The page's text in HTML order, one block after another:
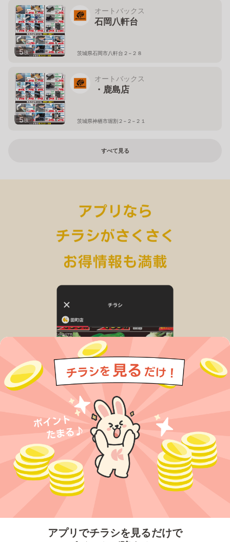
アプリでチラシを見るだけで
5枚
オートバックス
石岡八軒台
茨城県石岡市八軒台２−２８
5枚
オートバックス
・鹿島店
茨城県神栖市堀割２−２−２１
すべて見る